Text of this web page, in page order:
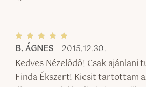
Értékel
és:5
/ 5
B. ÁGNES– 2015.12.30.
Kedves Nézelődő! Csak ajánlani
Finda Ékszert! Kicsit tartottam